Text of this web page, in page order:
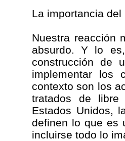
La importancia del
Nuestra reacción
absurdo. Y lo
construcción de
implementar los
contexto son los
tratados de libre
Estados Unidos,
definen lo que es
incluirse todo lo